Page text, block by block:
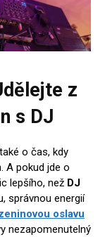
z
s DJ
o čas, kdy
A pokud jde o
lepšího, než DJ
správnou energií
oslavu
nezapomenutelný